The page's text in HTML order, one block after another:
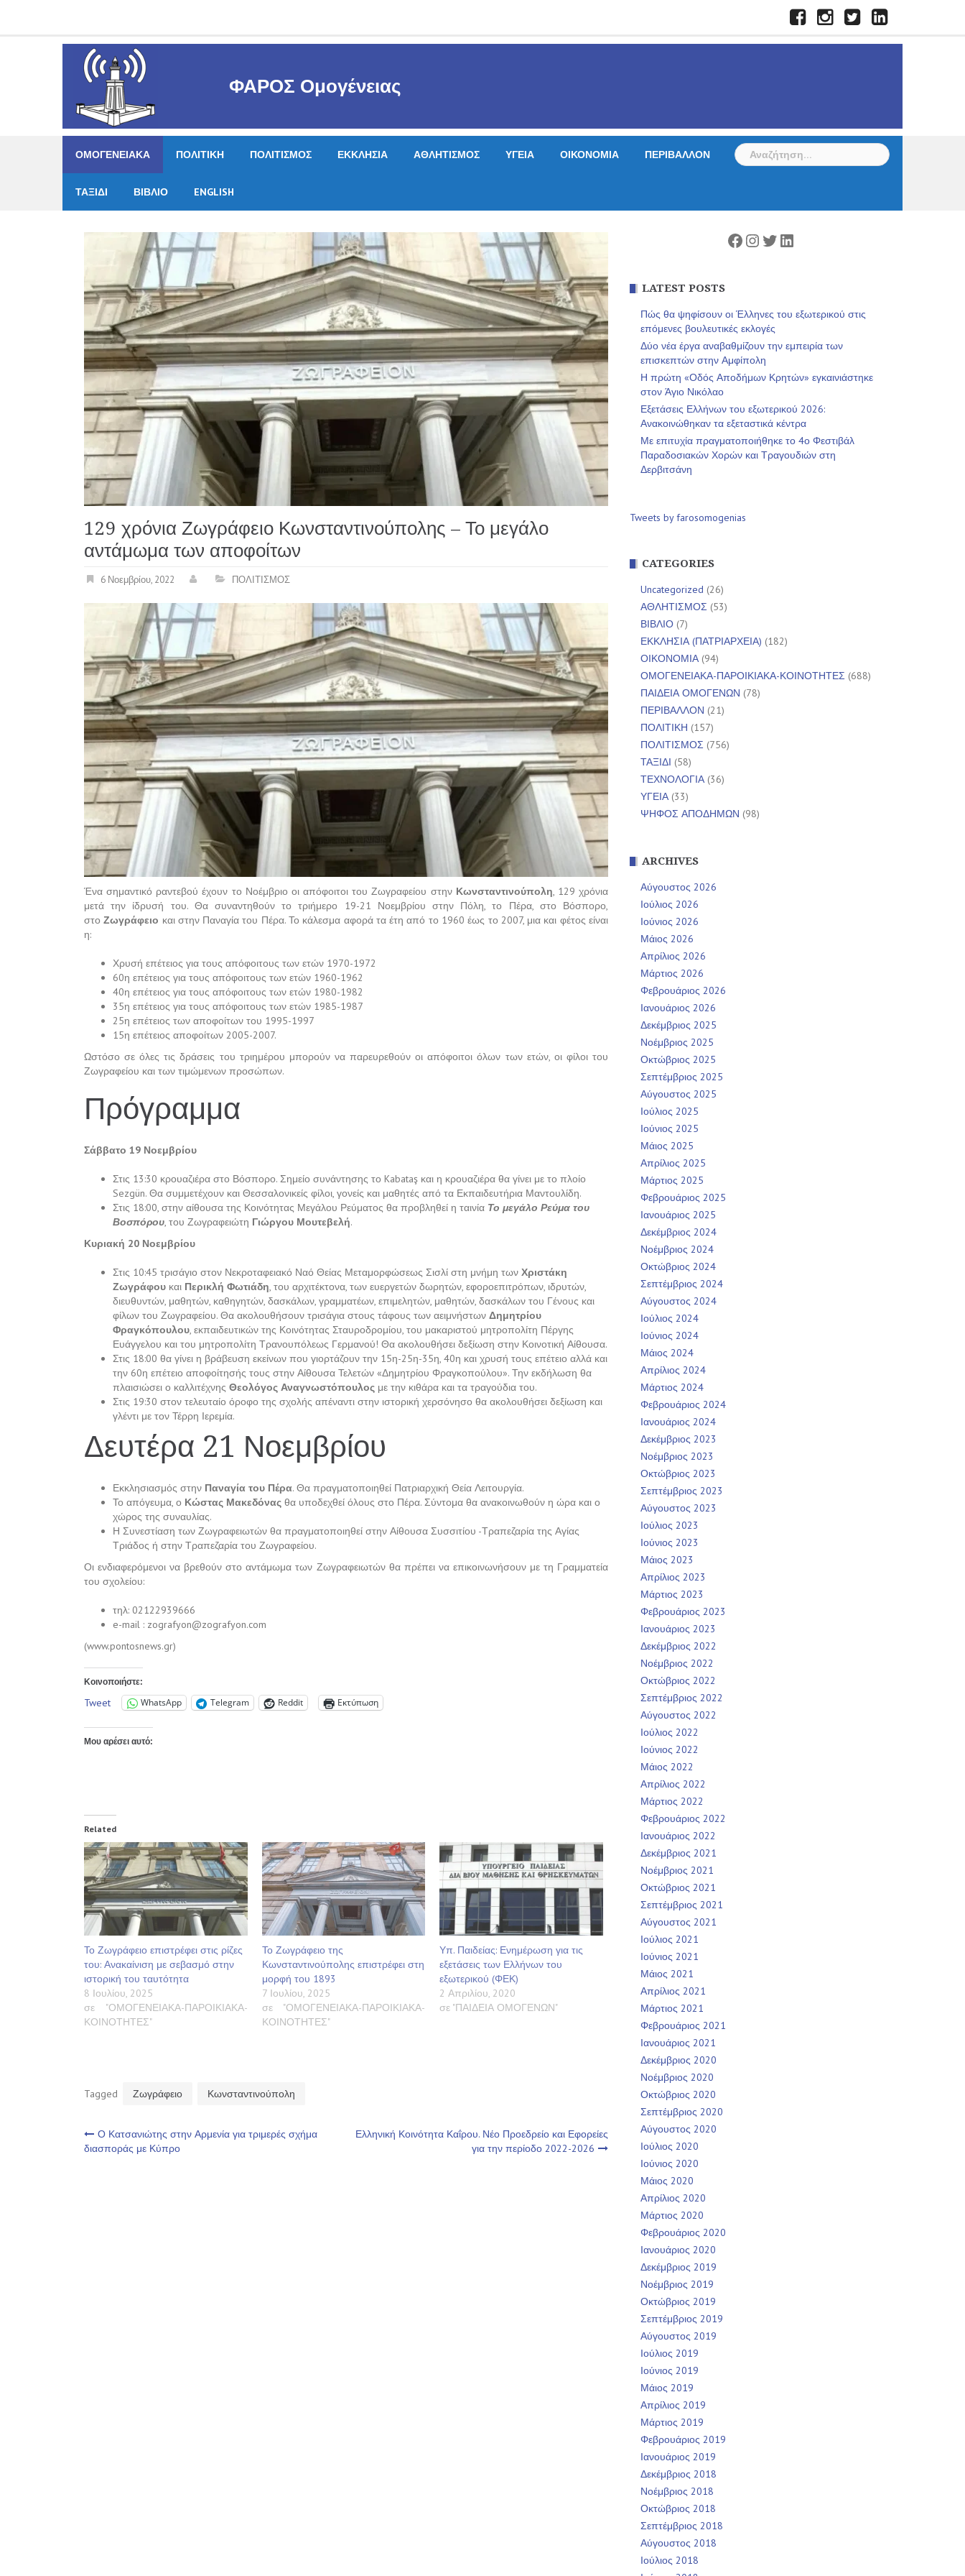
FacebookInstagramTwitterLinkedIn
ΦΑΡΟΣ Ομογένειας
ΟΜΟΓΕΝΕΙΑΚΑ ΠΟΛΙΤΙΚΗ ΠΟΛΙΤΙΣΜΟΣ ΕΚΚΛΗΣΙΑ ΑΘΛΗΤΙΣΜΟΣ ΥΓΕΙΑ ΟΙΚΟΝΟΜΙΑ ΠΕΡΙΒΑΛΛΟΝ
ΤΑΞΙΔΙ ΒΙΒΛΙΟ ENGLISH
Αναζήτηση
για:
129 χρόνια Ζωγράφειο Κωνσταντινούπολης – Το μεγάλο
αντάμωμα των αποφοίτων
6 Νοεμβρίου, 2022 ΠΟΛΙΤΙΣΜΟΣ
Ένα σημαντικό ραντεβού έχουν το Νοέμβριο οι απόφοιτοι του Ζωγραφείου στην Κωνσταντινούπολη, 129 χρόνια
μετά την ίδρυσή του. Θα συναντηθούν το τριήμερο 19-21 Νοεμβρίου στην Πόλη, το Πέρα, στο Βόσπορο,
στοΖωγράφειο και στην Παναγία του Πέρα. Το κάλεσμα αφορά τα έτη από το 1960 έως το 2007, μια και φέτος είναι
η:
Χρυσή επέτειος για τους απόφοιτους των ετών 1970-1972
60η επέτειος για τους απόφοιτους των ετών 1960-1962
40η επέτειος για τους απόφοιτους των ετών 1980-1982
35η επέτειος για τους απόφοιτους των ετών 1985-1987
25η επέτειος των αποφοίτων του 1995-1997
15η επέτειος αποφοίτων 2005-2007.
Ωστόσο σε όλες τις δράσεις του τριημέρου μπορούν να παρευρεθούν οι απόφοιτοι όλων των ετών, οι φίλοι του
Ζωγραφείου και των τιμώμενων προσώπων.
Πρόγραμμα
Σάββατο 19 Νοεμβρίου
Στις 13:30 κρουαζιέρα στο Βόσπορο. Σημείο συνάντησης το Kabataş και η κρουαζιέρα θα γίνει με το πλοίο
Sezgün. Θα συμμετέχουν και Θεσσαλονικείς φίλοι, γονείς και μαθητές από τα Εκπαιδευτήρια Μαντουλίδη.
Στις 18:00, στην αίθουσα της Κοινότητας Μεγάλου Ρεύματος θα προβληθεί η ταινία Το μεγάλο Ρεύμα του
Βοσπόρου, του Ζωγραφειώτη Γιώργου Μουτεβελή.
Κυριακή 20 Νοεμβρίου
Στις 10:45 τρισάγιο στον Νεκροταφειακό Ναό Θείας Μεταμορφώσεως Σισλί στη μνήμη των Χριστάκη
Ζωγράφου και Περικλή Φωτιάδη, του αρχιτέκτονα, των ευεργετών δωρητών, εφοροεπιτρόπων, ιδρυτών,
διευθυντών, μαθητών, καθηγητών, δασκάλων, γραμματέων, επιμελητών, μαθητών, δασκάλων του Γένους και
φίλων του Ζωγραφείου. Θα ακολουθήσουν τρισάγια στους τάφους των αειμνήστων Δημητρίου
Φραγκόπουλου, εκπαιδευτικών της Κοινότητας Σταυροδρομίου, του μακαριστού μητροπολίτη Πέργης
Ευάγγελου και του μητροπολίτη Τρανουπόλεως Γερμανού! Θα ακολουθήσει δεξίωση στην Κοινοτική Αίθουσα.
Στις 18:00 θα γίνει η βράβευση εκείνων που γιορτάζουν την 15η-25η-35η, 40η και χρυσή τους επέτειο αλλά και
την 60η επέτειο αποφοίτησής τους στην Αίθουσα Τελετών «Δημητρίου Φραγκοπούλου». Την εκδήλωση θα
πλαισιώσει ο καλλιτέχνης Θεολόγος Αναγνωστόπουλος με την κιθάρα και τα τραγούδια του.
Στις 19:30 στον τελευταίο όροφο της σχολής απέναντι στην ιστορική χερσόνησο θα ακολουθήσει δεξίωση και
γλέντι με τον Τέρρη Ιερεμία.
Δευτέρα 21 Νοεμβρίου
Εκκλησιασμός στην Παναγία του Πέρα. Θα πραγματοποιηθεί Πατριαρχική Θεία Λειτουργία.
Το απόγευμα, ο Κώστας Μακεδόνας θα υποδεχθεί όλους στο Πέρα. Σύντομα θα ανακοινωθούν η ώρα και ο
χώρος της συναυλίας.
Η Συνεστίαση των Ζωγραφειωτών θα πραγματοποιηθεί στην Αίθουσα Συσσιτίου -Τραπεζαρία της Αγίας
Τριάδος ή στην Τραπεζαρία του Ζωγραφείου.
Οι ενδιαφερόμενοι να βρεθούν στο αντάμωμα των Ζωγραφειωτών θα πρέπει να επικοινωνήσουν με τη Γραμματεία
του σχολείου:
τηλ: 02122939666
e-mail : zografyon@zografyon.com
(www.pontosnews.gr)
Κοινοποιήστε:
Tweet WhatsApp Telegram Reddit Εκτύπωση
Μου αρέσει αυτό:
Related
Το Ζωγράφειο επιστρέφει στις ρίζες
του: Ανακαίνιση με σεβασμό στην
ιστορική του ταυτότητα
8 Ιουλίου, 2025
σε "ΟΜΟΓΕΝΕΙΑΚΑ-ΠΑΡΟΙΚΙΑΚΑ-
ΚΟΙΝΟΤΗΤΕΣ"
Το Ζωγράφειο της
Κωνσταντινούπολης επιστρέφει στη
μορφή του 1893
7 Ιουλίου, 2025
σε "ΟΜΟΓΕΝΕΙΑΚΑ-ΠΑΡΟΙΚΙΑΚΑ-
ΚΟΙΝΟΤΗΤΕΣ"
Υπ. Παιδείας: Ενημέρωση για τις
εξετάσεις των Ελλήνων του
εξωτερικού (ΦΕΚ)
2 Απριλίου, 2020
σε "ΠΑΙΔΕΙΑ ΟΜΟΓΕΝΩΝ"
Tagged Ζωγράφειο Κωνσταντινούπολη
Πλοήγηση
Ο Κατσανιώτης στην Αρμενία για τριμερές σχήμα
διασποράς με Κύπρο
Ελληνική Κοινότητα Καΐρου. Νέο Προεδρείο και Εφορείες
για την περίοδο 2022-2026
Facebook
Instagram
Twitter
Linkedin
LATEST POSTS
Πώς θα ψηφίσουν οι Έλληνες του εξωτερικού στις
επόμενες βουλευτικές εκλογές
Δύο νέα έργα αναβαθμίζουν την εμπειρία των
επισκεπτών στην Αμφίπολη
Η πρώτη «Οδός Αποδήμων Κρητών» εγκαινιάστηκε
στον Άγιο Νικόλαο
Εξετάσεις Ελλήνων του εξωτερικού 2026:
Ανακοινώθηκαν τα εξεταστικά κέντρα
Με επιτυχία πραγματοποιήθηκε το 4ο Φεστιβάλ
Παραδοσιακών Χορών και Τραγουδιών στη
Δερβιτσάνη
Tweets by farosomogenias
CATEGORIES
Uncategorized (26)
ΑΘΛΗΤΙΣΜΟΣ (53)
ΒΙΒΛΙΟ (7)
ΕΚΚΛΗΣΙΑ (ΠΑΤΡΙΑΡΧΕΙΑ) (182)
ΟΙΚΟΝΟΜΙΑ(94)
ΟΜΟΓΕΝΕΙΑΚΑ-ΠΑΡΟΙΚΙΑΚΑ-ΚΟΙΝΟΤΗΤΕΣ (688)
ΠΑΙΔΕΙΑ ΟΜΟΓΕΝΩΝ (78)
ΠΕΡΙΒΑΛΛΟΝ (21)
ΠΟΛΙΤΙΚΗ (157)
ΠΟΛΙΤΙΣΜΟΣ (756)
ΤΑΞΙΔΙ (58)
ΤΕΧΝΟΛΟΓΙΑ(36)
ΥΓΕΙΑ(33)
ΨΗΦΟΣ ΑΠΟΔΗΜΩΝ (98)
ARCHIVES
Αύγουστος 2026
Ιούλιος 2026
Ιούνιος 2026
Μάιος 2026
Απρίλιος 2026
Μάρτιος 2026
Φεβρουάριος 2026
Ιανουάριος 2026
Δεκέμβριος 2025
Νοέμβριος 2025
Οκτώβριος 2025
Σεπτέμβριος 2025
Αύγουστος 2025
Ιούλιος 2025
Ιούνιος 2025
Μάιος 2025
Απρίλιος 2025
Μάρτιος 2025
Φεβρουάριος 2025
Ιανουάριος 2025
Δεκέμβριος 2024
Νοέμβριος 2024
Οκτώβριος 2024
Σεπτέμβριος 2024
Αύγουστος 2024
Ιούλιος 2024
Ιούνιος 2024
Μάιος 2024
Απρίλιος 2024
Μάρτιος 2024
Φεβρουάριος 2024
Ιανουάριος 2024
Δεκέμβριος 2023
Νοέμβριος 2023
Οκτώβριος 2023
Σεπτέμβριος 2023
Αύγουστος 2023
Ιούλιος 2023
Ιούνιος 2023
Μάιος 2023
Απρίλιος 2023
Μάρτιος 2023
Φεβρουάριος 2023
Ιανουάριος 2023
Δεκέμβριος 2022
Νοέμβριος 2022
Οκτώβριος 2022
Σεπτέμβριος 2022
Αύγουστος 2022
Ιούλιος 2022
Ιούνιος 2022
Μάιος 2022
Απρίλιος 2022
Μάρτιος 2022
Φεβρουάριος 2022
Ιανουάριος 2022
Δεκέμβριος 2021
Νοέμβριος 2021
Οκτώβριος 2021
Σεπτέμβριος 2021
Αύγουστος 2021
Ιούλιος 2021
Ιούνιος 2021
Μάιος 2021
Απρίλιος 2021
Μάρτιος 2021
Φεβρουάριος 2021
Ιανουάριος 2021
Δεκέμβριος 2020
Νοέμβριος 2020
Οκτώβριος 2020
Σεπτέμβριος 2020
Αύγουστος 2020
Ιούλιος 2020
Ιούνιος 2020
Μάιος 2020
Απρίλιος 2020
Μάρτιος 2020
Φεβρουάριος 2020
Ιανουάριος 2020
Δεκέμβριος 2019
Νοέμβριος 2019
Οκτώβριος 2019
Σεπτέμβριος 2019
Αύγουστος 2019
Ιούλιος 2019
Ιούνιος 2019
Μάιος 2019
Απρίλιος 2019
Μάρτιος 2019
Φεβρουάριος 2019
Ιανουάριος 2019
Δεκέμβριος 2018
Νοέμβριος 2018
Οκτώβριος 2018
Σεπτέμβριος 2018
Αύγουστος 2018
Ιούλιος 2018